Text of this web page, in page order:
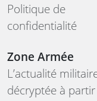
Politique de
confidentialité
Zone Armée
L’actualité
décryptée à